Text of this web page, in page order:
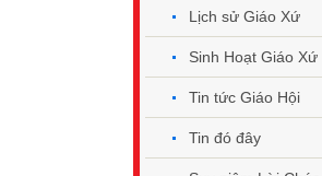
Lịch sử Giáo Xứ
Sinh Hoạt Giáo Xứ
Tin tức Giáo Hội
Tin đó đây